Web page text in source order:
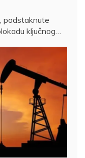
podstaknute
ključnog…